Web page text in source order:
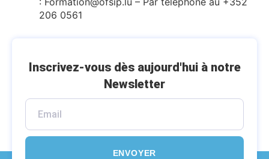
206 0561‬
Inscrivez-vous dès aujourd'hui à notre
Newsletter
ENVOYER